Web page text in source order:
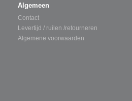
Algemeen
Contact
Levertijd / ruilen /retourneren
Algemene voorwaarden